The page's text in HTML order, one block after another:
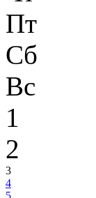
Пт
Сб
Вс
1
2
3
4
5